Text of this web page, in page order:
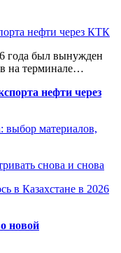
нефти через КТК
года был вынужден
на терминале…
нефти через
выбор материалов,
снова и снова
в Казахстане в 2026
новой